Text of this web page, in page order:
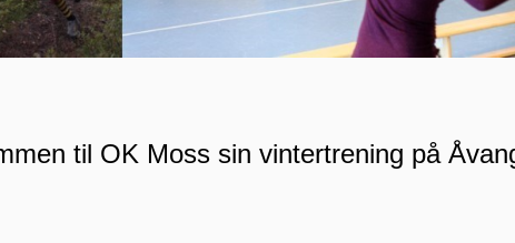
til OK Moss sin vintertrening på